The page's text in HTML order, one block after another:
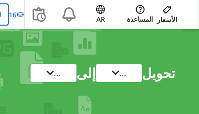
الأسعار المساعدة AR
16
تحويل ... إلى ...